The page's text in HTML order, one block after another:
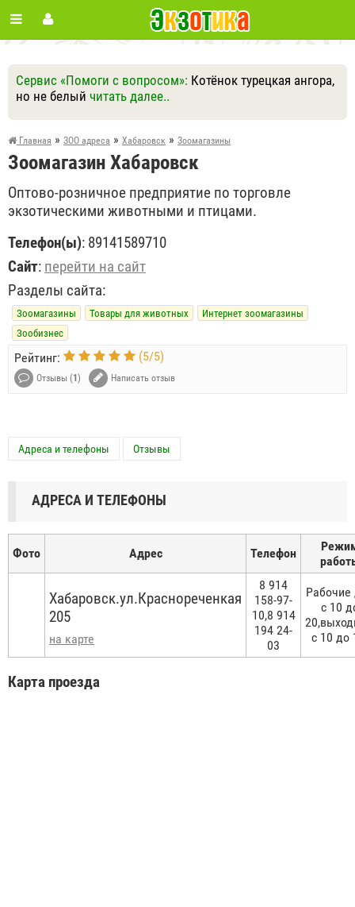
Сервис «Помоги с вопросом»: Котёнок турецкая ангора,
но не белый читать далее..
Ответить Другие вопросы
Задать вопрос
Главная » ЗОО адреса » Хабаровск » Зоомагазины
Зоомагазин Хабаровск
Оптово-розничное предприятие по торговле
экзотическими животными и птицами.
Телефон(ы): 89141589710
Сайт: перейти на сайт
Разделы сайта:
Зоомагазины Товары для животных
Интернет зоомагазины
Зообизнес
Рейтинг: (5/5)
Отзывы (1 ) Написать отзыв
Адреса и телефоны Отзывы
АДРЕСА И ТЕЛЕФОНЫ
Фото Адрес Телефон
Хабаровск.ул.Краснореченкая
205
на карте
8 914
158-97-
10,8 914
194 24-
03
Рабочие
с 10
с 10 до
Карта проезда